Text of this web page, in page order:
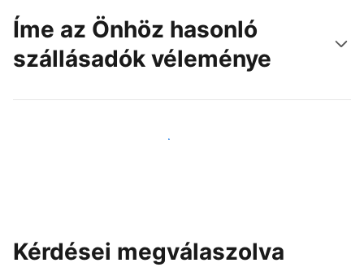
Íme az Önhöz hasonló
szállásadók véleménye
Csatlakozzon Önhöz hasonló szállásadókhoz
Kérdései megválaszolva